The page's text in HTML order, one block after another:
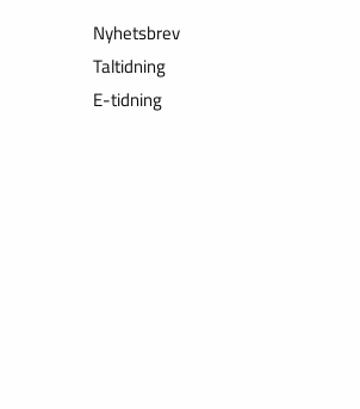
Nyhetsbrev
Taltidning
E-tidning